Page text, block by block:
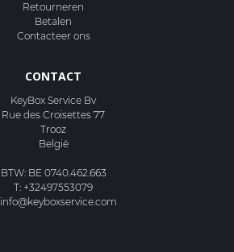
Retourneren
Betalen
Contacteer ons
CONTACT
KeyBox Service Bv
Rue des Croisettes 77
Trooz
België
BTW: BE 0740.462.663
T: +32497553079
info@keyboxservice.com